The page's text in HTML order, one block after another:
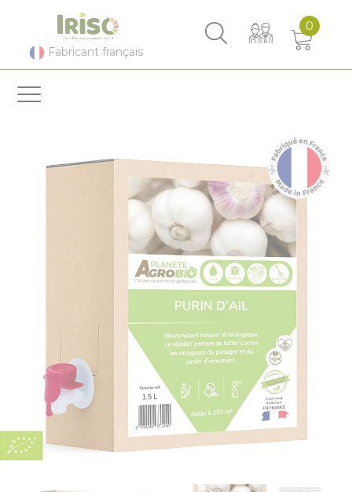
Fabricant français
0
Panneau de gestion des cookies